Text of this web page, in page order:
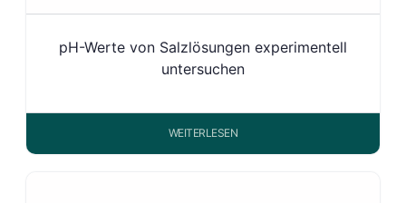
pH-Werte von Salzlösungen experimentell
untersuchen
WEITERLESEN